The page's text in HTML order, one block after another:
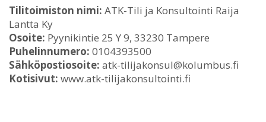
Tilitoimiston nimi: ATK-Tili ja Konsultointi Raija
Lantta Ky
Osoite: Pyynikintie 25 Y 9, 33230 Tampere
Puhelinnumero: 0104393500
Sähköpostiosoite: atk-tilijakonsul@kolumbus.fi
Kotisivut: www.atk-tilijakonsultointi.fi